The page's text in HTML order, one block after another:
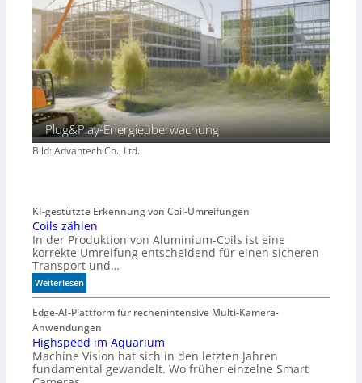
Plug&Play-Energieüberwachung
Bild: Advantech Co., Ltd.
KI-gestützte Erkennung von Coil-Umreifungen
Coils zählen
In der Produktion von Aluminium-Coils ist eine
korrekte Umreifung entscheidend für einen sicheren
Transport und…
Weiterlesen:
C
o
i
l
s
z
Edge-AI-Plattform für rechenintensive Multi-Kamera-
Anwendungen
Highspeed im Aquarium
Machine Vision hat sich in den letzten Jahren
fundamental gewandelt. Wo früher einzelne Smart